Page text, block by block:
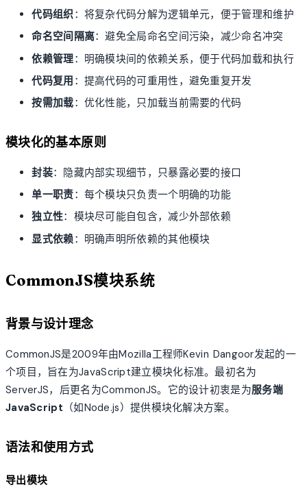
代码组织 ：将复杂代码分解为逻辑单元，便于管理和维护
命名空间隔离：避免全局命名空间污染，减少命名冲突
依赖管理：明确模块间的依赖关系，便于代码加载和执行
代码复用 ：提高代码的可重用性，避免重复开发
按需加载：优化性能，只加载当前需要的代码
模块化的基本原则
封装：隐藏内部实现细节，只暴露必要的接口
单一职责：每个模块只负责一个明确的功能
独立性：模块尽可能自包含，减少外部依赖
显式依赖 ：明确声明所依赖的其他模块
CommonJS模块系统
背景与设计理念
CommonJS是2009年由Mozilla工程师Kevin Dangoor发起的一
个项目，旨在为JavaScript建立模块化标准。最初名为
ServerJS，后更名为CommonJS。它的设计初衷是为服务端
JavaScript （如Node.js）提供模块化解决方案。
语法和使用方式
导出模块